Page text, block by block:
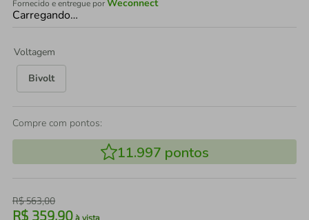
Fornecido e entregue porWeconnect
Carregando…
Voltagem
Bivolt
Compre com pontos:
11.997 pontos
R$563,00
R$ 359,90 à vista